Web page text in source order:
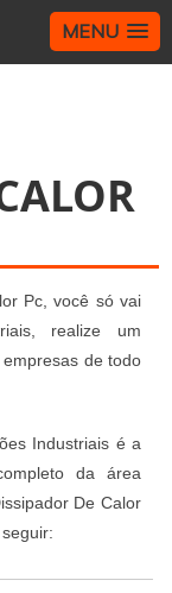
MENU
Pc, você só vai
realize um
de todo
Industriais é a
da área
De Calor